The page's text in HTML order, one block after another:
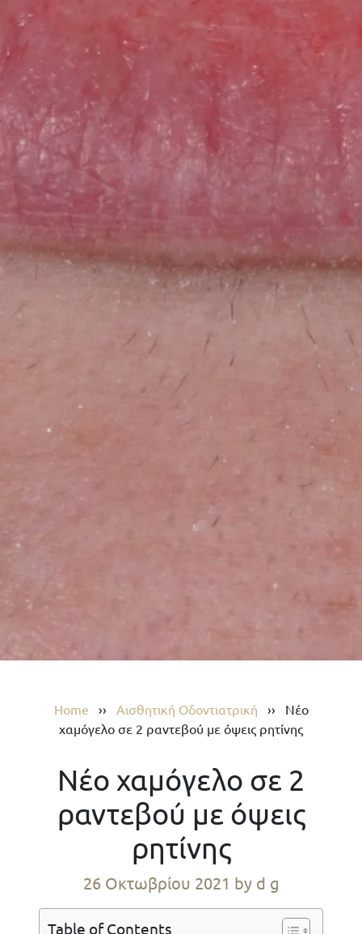
Home ›› Αισθητική Οδοντιατρική ›› Νέο
χαμόγελο σε 2 ραντεβού με όψεις ρητίνης
Νέο χαμόγελο σε 2
ραντεβού με όψεις
ρητίνης
26 Οκτωβρίου 2021 by d g
Table of Contents